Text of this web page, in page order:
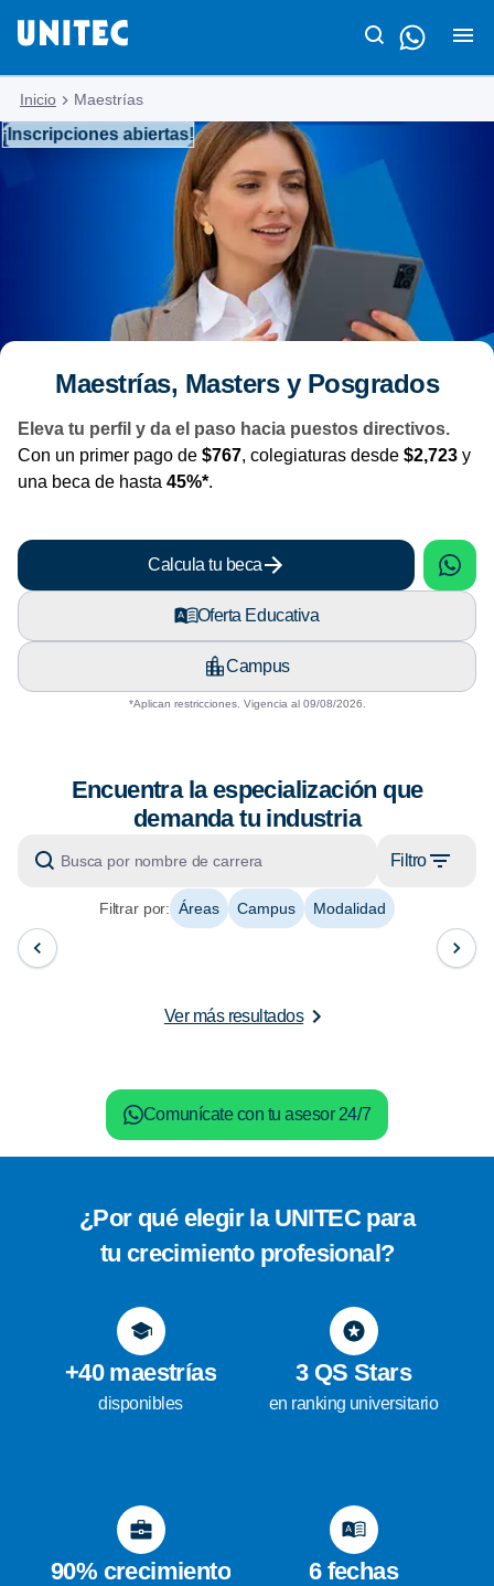
Inicio Maestrías
¡Inscripciones abiertas!
Maestrías, Masters y Posgrados
Eleva tu perfil y da el paso hacia puestos directivos.
Con un primer pago de $767, colegiaturas desde $2,723 y
una beca de hasta 45%*.
Calcula tu beca
Oferta Educativa
Campus
*Aplican restricciones. Vigencia al 09/08/2026.
Encuentra la especialización que
demanda tu industria
Filtro
Filtrar por: Áreas Campus Modalidad
Ver más resultados
Comunícate con tu asesor 24/7
¿Por qué elegir la UNITEC para
tu crecimiento profesional?
+40 maestrías
disponibles
3 QS Stars
en ranking universitario
90% crecimiento 6 fechas